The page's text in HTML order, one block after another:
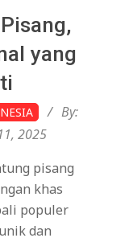
yang
By:
2025
pisang
khas
populer
dan